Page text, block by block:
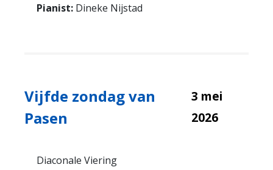
Pianist: Dineke Nijstad
Vijfde zondag van
Pasen
3 mei
2026
Diaconale Viering